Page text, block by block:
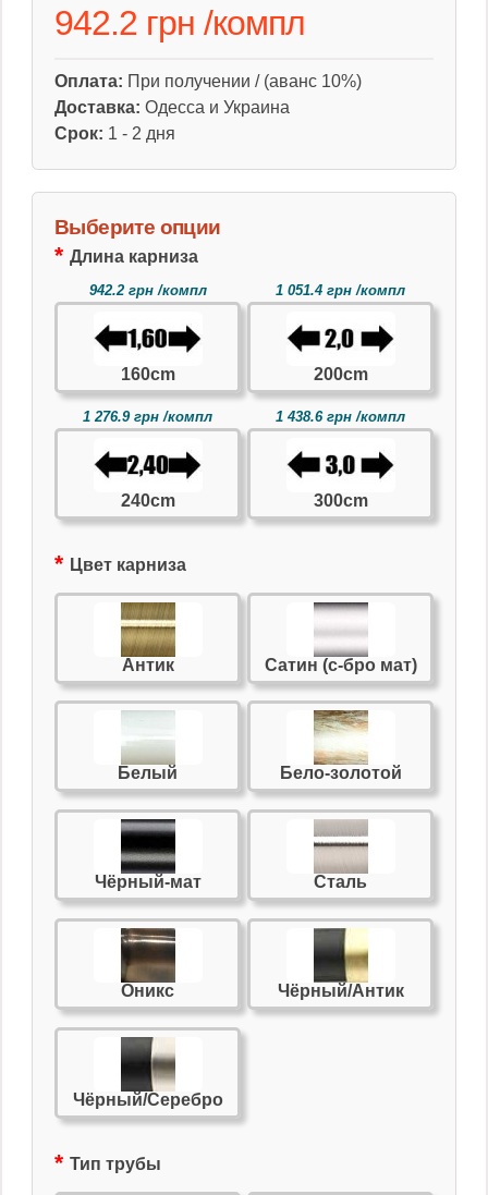
942.2 грн /компл
Оплата: При получении / (аванс 10%)
Доставка: Одесса и Украина
Срок: 1 - 2 дня
Выберите опции
Длина карниза
942.2 грн /компл
160cm
1 051.4 грн /компл
200cm
1 276.9 грн /компл
240cm
1 438.6 грн /компл
300cm
Цвет карниза
Антик Сатин (с-бро мат)
Белый Бело-золотой
Чёрный-мат Сталь
Оникс Чёрный/Антик
Чёрный/Серебро
Тип трубы